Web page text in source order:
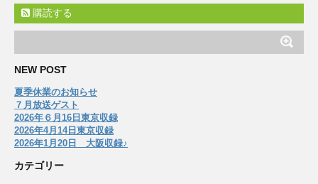
購読する
NEW POST
夏季休業のお知らせ
７月放送ゲスト
2026年６月16日東京収録
2026年4月14日東京収録
2026年1月20日 大阪収録♪
カテゴリー